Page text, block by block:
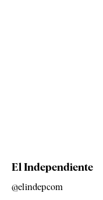
El Independiente
@elindepcom